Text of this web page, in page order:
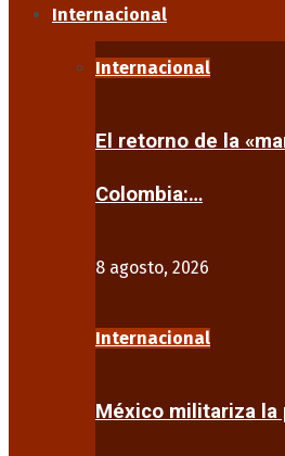
Internacional
Internacional
El retorno de la
Colombia:…
8 agosto, 2026
Internacional
México militariza la